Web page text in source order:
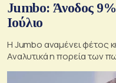
Jumbo: Άνοδος 9%
Ιούλιο
Η Jumbo αναμένει φέτος
Αναλυτικά η πορεία των